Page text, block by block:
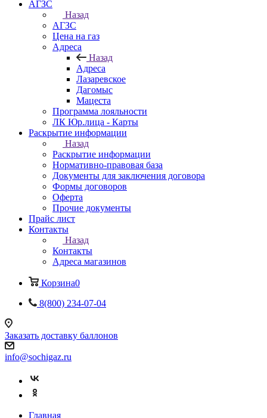
АГЗС
Назад
АГЗС
Цена на газ
Адреса
Назад
Адреса
Лазаревское
Дагомыс
Мацеста
Программа лояльности
ЛК Юр.лица - Карты
Раскрытие информации
Назад
Раскрытие информации
Нормативно-правовая база
Документы для заключения договора
Формы договоров
Оферта
Прочие документы
Прайс лист
Контакты
Назад
Контакты
Адреса магазинов
Корзина0
8(800) 234-07-04
Заказать доставку баллонов
info@sochigaz.ru
Главная